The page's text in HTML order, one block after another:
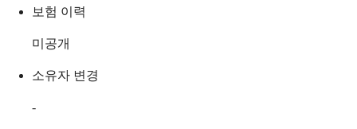
보험 이력
미공개
소유자 변경
-